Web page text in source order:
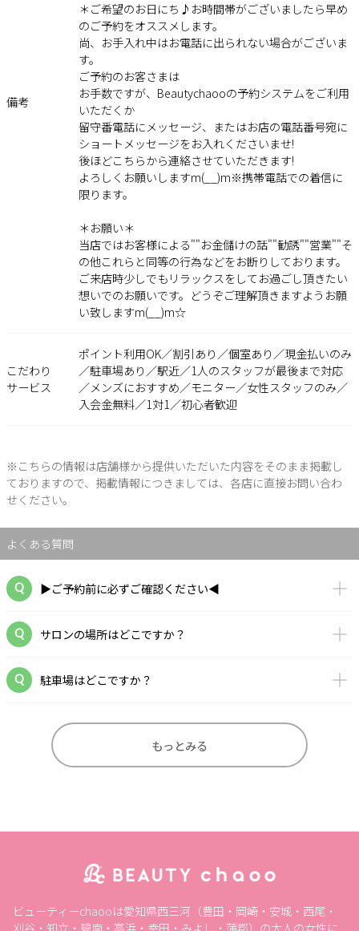
備考
＊ご希望のお日にち♪お時間帯がございましたら早め
のご予約をオススメします。
尚、お手入れ中はお電話に出られない場合がございま
す。
ご予約のお客さまは
お手数ですが、Beautychaooの予約システムをご利用
いただくか
留守番電話にメッセージ、またはお店の電話番号宛に
ショートメッセージをお入れくださいませ!
後ほどこちらから連絡させていただきます!
よろしくお願いしますm(__)m※携帯電話での着信に
限ります。
＊お願い＊
当店ではお客様による""お金儲けの話""勧誘""営業""そ
の他これらと同等の行為などをお断りしております。
ご来店時少しでもリラックスをしてお過ごし頂きたい
想いでのお願いです。どうぞご理解頂きますようお願
い致しますm(__)m☆
こだわり
サービス
ポイント利用OK／割引あり／個室あり／現金払いのみ
／駐車場あり／駅近／1人のスタッフが最後まで対応
／メンズにおすすめ／モニター／女性スタッフのみ／
入会金無料／1対1／初心者歓迎
※こちらの情報は店舗様から提供いただいた内容をそのまま掲載し
ておりますので、掲載情報につきましては、各店に直接お問い合わ
せください。
よくある質問
▶ご予約前に必ずご確認ください◀
サロンの場所はどこですか？
駐車場はどこですか？
もっとみる
ビューティーchaooは愛知県西三河（豊田・岡崎・安城・西尾・